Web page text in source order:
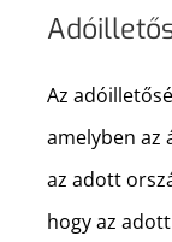
Az
amelyben az
az adott
hogy az